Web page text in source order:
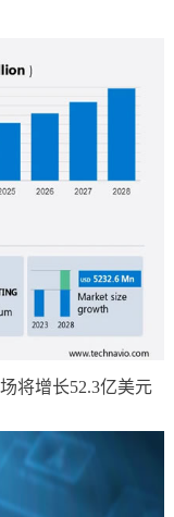
将增长52.3亿美元